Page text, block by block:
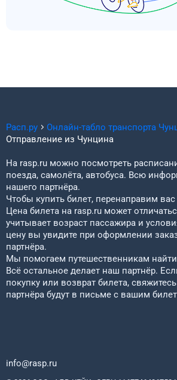
Расп.ру Онлайн-табло транспорта
Отправление из Чунцина
На rasp.ru можно посмотреть
поезда, самолёта, автобуса. Всю
нашего партнёра.
Чтобы купить билет, перенаправим вас
Цена билета на rasp.ru может
учитывает возраст пассажира и
цену вы увидите при оформлении
партнёра.
Мы помогаем путешественникам
Всё остальное делает наш партнёр.
покупку или возврат билета,
партнёра будут в письме с вашим
info@rasp.ru